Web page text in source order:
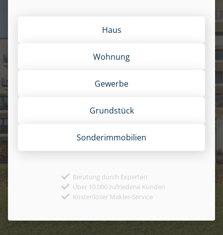
Haus
Wohnung
Gewerbe
Grund­stück
Sonder­immobilien
Beratung durch Experten
Über 10.000 zufriedene Kunden
Kostenloser Makler-Service